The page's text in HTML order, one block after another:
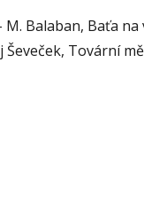
M. Balaban, Baťa
Tovární